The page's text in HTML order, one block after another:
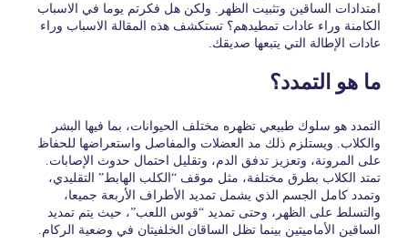
امتدادات الساقين وتثبيت الظهر. ولكن هل فكرتم يوما في الاسباب
الكامنة وراء عادات تمطيدهم؟ تستكشف هذه المقالة الاسباب وراء
عادات الإطالة التي يتبعها صديقك.
ما هو التمدد؟
التمدد هو سلوك طبيعي تظهره مختلف الحيوانات، بما فيها البشر
والكلاب. ويستلزم ذلك مد العضلات والمفاصل واستعراضها للحفاظ
على المرونة، وتعزيز تدفق الدم، وتقليل احتمال حدوث الإصابات.
تمتد الكلاب بطرق مختلفة، مثل موقف “الكلب الهابط” التقليدي،
وتمدد كامل الجسم الذي يشمل تمديد الأطراف الأربعة جميعا،
والتسلط على الظهر، وحتى تمديد “قوس اللعب”، حيث يتم تمديد
الساقين الأماميتين بينما تظل الساقان الخلفيتان في وضعية الركام.